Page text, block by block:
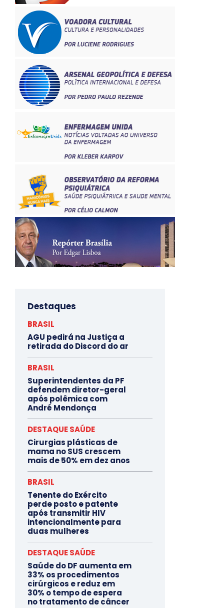
Destaques
BRASIL
AGU pedirá na Justiça a
retirada do Discord do ar
BRASIL
Superintendentes da PF
defendem diretor-geral
após polêmica com
André Mendonça
DESTAQUE SAÚDE
Cirurgias plásticas de
mama no SUS crescem
mais de 50% em dez anos
BRASIL
Tenente do Exército
perde posto e patente
após transmitir HIV
intencionalmente para
duas mulheres
DESTAQUE SAÚDE
Saúde do DF aumenta em
33% os procedimentos
cirúrgicos e reduz em
30% o tempo de espera
no tratamento de câncer